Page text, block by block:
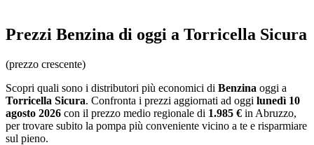
Prezzi Benzina di oggi a Torricella Sicura
(prezzo crescente)
Scopri quali sono i distributori più economici di Benzina oggi a
Torricella Sicura. Confronta i prezzi aggiornati ad oggi lunedì 10
agosto 2026 con il prezzo medio regionale di 1.985 € in Abruzzo,
per trovare subito la pompa più conveniente vicino a te e risparmiare
sul pieno.